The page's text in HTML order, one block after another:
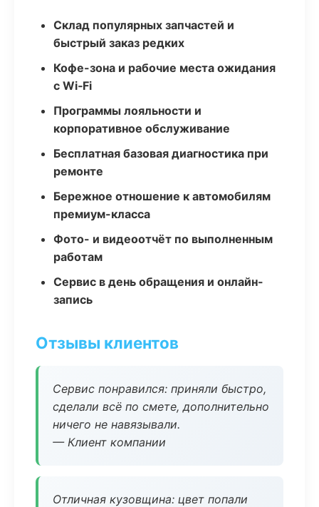
Склад популярных запчастей и
быстрый заказ редких
Кофе-зона и рабочие места ожидания
с Wi‑Fi
Программы лояльности и
корпоративное обслуживание
Бесплатная базовая диагностика при
ремонте
Бережное отношение к автомобилям
премиум-класса
Фото- и видеоотчёт по выполненным
работам
Сервис в день обращения и онлайн-
запись
Отзывы клиентов
Сервис понравился: приняли быстро,
сделали всё по смете, дополнительно
ничего не навязывали.
— Клиент компании
Отличная кузовщина: цвет попали